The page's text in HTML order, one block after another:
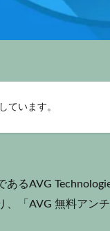
ています。
るAVG
「AVG 無料アン